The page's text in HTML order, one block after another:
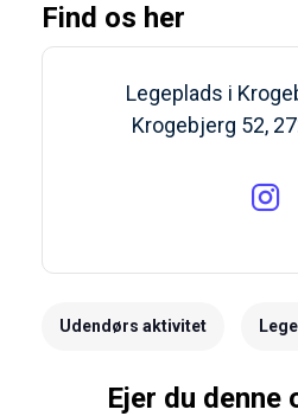
Find os her
Legeplads i
Krogebjerg 52,
Udendørs aktivitet
Ejer du denne